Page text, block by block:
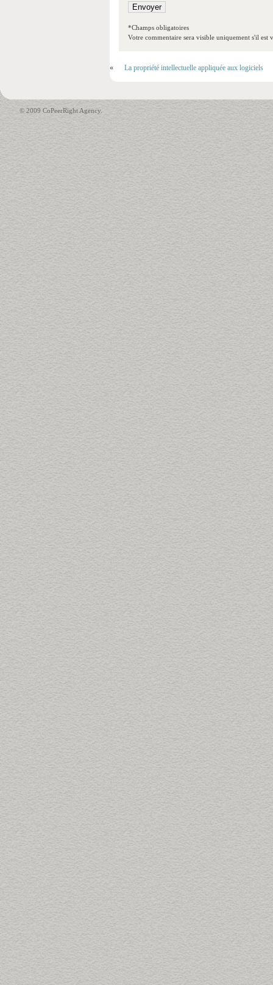
*Champs obligatoires
Votre commentaire sera visible uniquement s'il est
« La propriété intellectuelle appliquée aux logiciels
© 2009 CoPeerRight Agency.